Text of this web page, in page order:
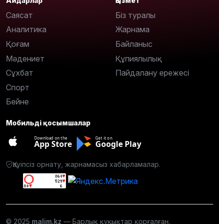
Саясат
Аналитика
Қоғам
Мәдениет
Сұхбат
Спорт
Бейне
Біз туралы
Жарнама
Байланыс
Құпиялылық
Пайдалану ережесі
Мобильді қосымшалар
Download on the
App Store
Get it on
Google Play
Қауіпсіз орнату, жарнамасыз хабарламалар.
© 2025 malim.kz — Барлық құқықтар қорғалған.